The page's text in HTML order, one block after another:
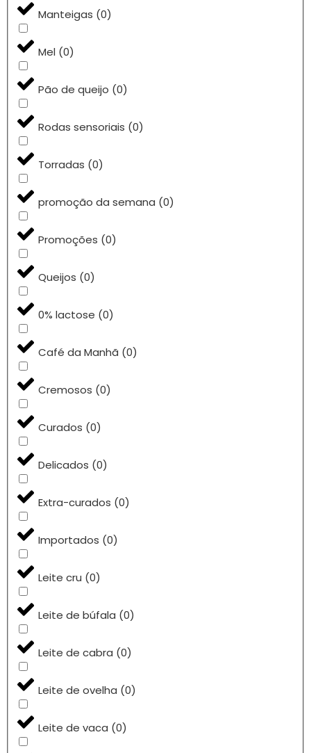
Manteigas (0)
Mel (0)
Pão de queijo (0)
Rodas sensoriais (0)
Torradas (0)
promoção da semana (0)
Promoções (0)
Queijos (0)
0% lactose (0)
Café da Manhã (0)
Cremosos (0)
Curados (0)
Delicados (0)
Extra-curados (0)
Importados (0)
Leite cru (0)
Leite de búfala (0)
Leite de cabra (0)
Leite de ovelha (0)
Leite de vaca (0)